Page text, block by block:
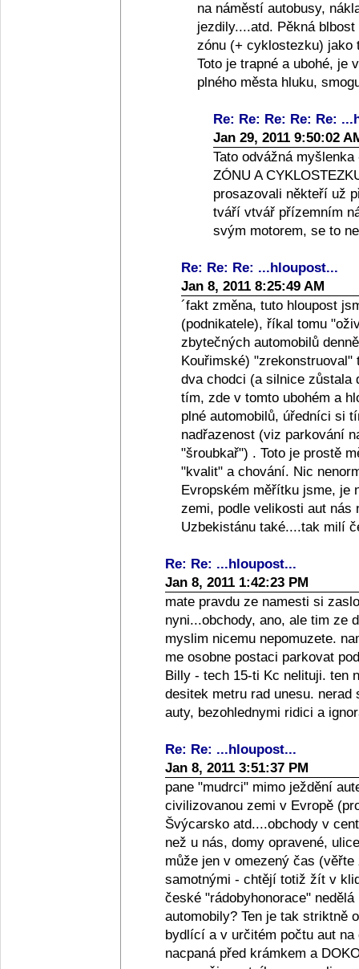
na náměstí autobusy,
jezdily....atd. Pěkná
zónu (+ cyklostezku) jako
Toto je trapné a ubohé, je
plného města hluku,
Re: Re: Re: Re: Re:
Jan 29, 2011 9:50:02
Tato odvážná
ZÓNU A
prosazovali někteří už
tváří vtvář přízemním
svým motorem, se to
Re: Re: Re: ...hloupost...
Jan 8, 2011 8:25:49 AM
´fakt změna, tuto hloupost
(podnikatele), říkal tomu
zbytečných automobilů
Kouřimské)
dva chodci (a silnice zůstala
tím, zde v tomto ubohém a
plné automobilů, úředníci si
nadřazenost (viz parkování
"šroubkař") . Toto je prostě
"kvalit" a chování. Nic
Evropském měřítku jsme, je
zemi, podle velikosti aut nás
Uzbekistánu také....tak milí
Re: Re: ...hloupost...
Jan 8, 2011 1:42:23 PM
mate pravdu ze namesti si
nyni...obchody, ano, ale tim ze
myslim nicemu nepomuzete.
me osobne postaci parkovat
Billy - tech 15-ti Kc nelituji. ten
desitek metru rad unesu. nerad
auty, bezohlednymi ridici a
Re: Re: ...hloupost...
Jan 8, 2011 3:51:37 PM
pane "mudrci" mimo ježdění
civilizovanou zemi v Evropě
Švýcarsko atd....obchody v
než u nás, domy opravené,
může jen v omezený čas
samotnými - chtějí totiž žít v
české "rádobyhonorace"
automobily? Ten je tak striktně
bydlící a v určitém počtu aut na
nacpaná před krámkem a